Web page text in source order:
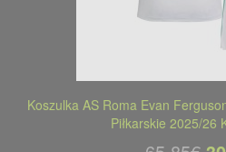
Koszulka AS Roma Evan
Piłkarskie 2025/26